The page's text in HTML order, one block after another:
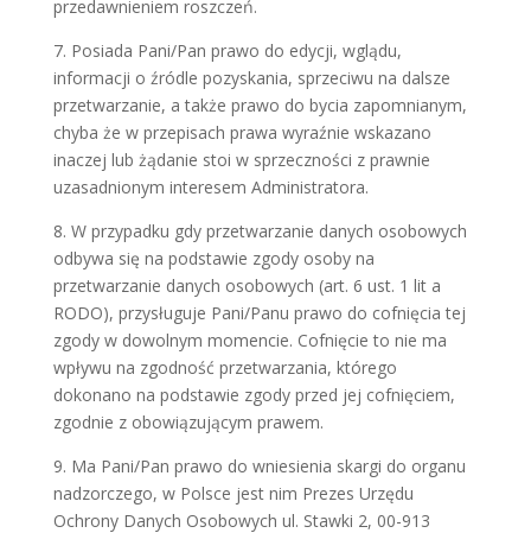
przedawnieniem roszczeń.
7. Posiada Pani/Pan prawo do edycji, wglądu,
informacji o źródle pozyskania, sprzeciwu na dalsze
przetwarzanie, a także prawo do bycia zapomnianym,
chyba że w przepisach prawa wyraźnie wskazano
inaczej lub żądanie stoi w sprzeczności z prawnie
uzasadnionym interesem Administratora.
8. W przypadku gdy przetwarzanie danych osobowych
odbywa się na podstawie zgody osoby na
przetwarzanie danych osobowych (art. 6 ust. 1 lit a
RODO), przysługuje Pani/Panu prawo do cofnięcia tej
zgody w dowolnym momencie. Cofnięcie to nie ma
wpływu na zgodność przetwarzania, którego
dokonano na podstawie zgody przed jej cofnięciem,
zgodnie z obowiązującym prawem.
9. Ma Pani/Pan prawo do wniesienia skargi do organu
nadzorczego, w Polsce jest nim Prezes Urzędu
Ochrony Danych Osobowych ul. Stawki 2, 00-913